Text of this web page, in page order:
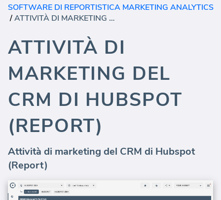
SOFTWARE DI REPORTISTICA MARKETING ANALYTICS
/
ATTIVITÀ DI MARKETING DEL CRM DI HUBSPOT (REPORT)
ATTIVITÀ DI
MARKETING DEL
CRM DI HUBSPOT
(REPORT)
Attività di marketing del CRM di Hubspot
(Report)